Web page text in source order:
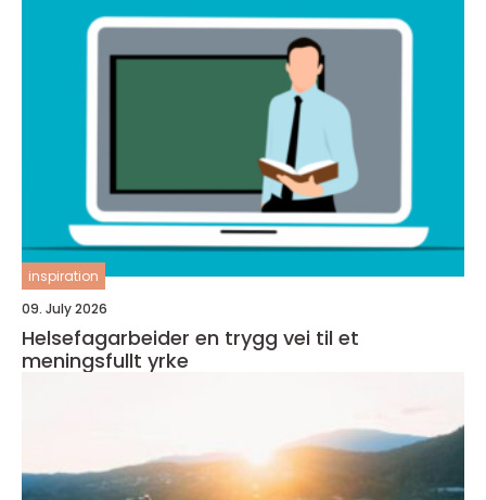
inspiration
09. July 2026
Helsefagarbeider en trygg vei til et
meningsfullt yrke